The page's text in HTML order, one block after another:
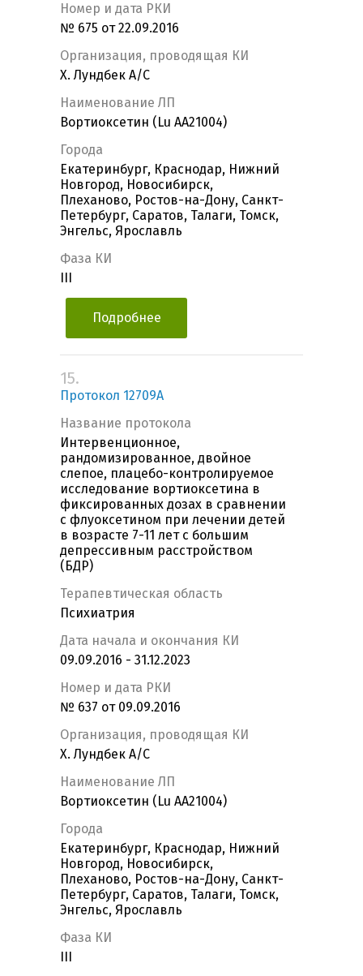
Номер и дата РКИ
№ 675 от 22.09.2016
Организация, проводящая КИ
Х. Лундбек А/С
Наименование ЛП
Вортиоксетин (Lu AA21004)
Города
Екатеринбург, Краснодар, Нижний
Новгород, Новосибирск,
Плеханово, Ростов-на-Дону, Санкт-
Петербург, Саратов, Талаги, Томск,
Энгельс, Ярославль
Фаза КИ
Подробнее
15.
Протокол 12709А
Название протокола
Интервенционное,
рандомизированное, двойное
слепое, плацебо-контролируемое
исследование вортиоксетина в
фиксированных дозах в сравнении
с флуоксетином при лечении детей
в возрасте 7-11 лет с большим
депрессивным расстройством
(БДР)
Терапевтическая область
Психиатрия
Дата начала и окончания КИ
09.09.2016 - 31.12.2023
Номер и дата РКИ
№ 637 от 09.09.2016
Организация, проводящая КИ
Х. Лундбек А/С
Наименование ЛП
Вортиоксетин (Lu AA21004)
Города
Екатеринбург, Краснодар, Нижний
Новгород, Новосибирск,
Плеханово, Ростов-на-Дону, Санкт-
Петербург, Саратов, Талаги, Томск,
Энгельс, Ярославль
Фаза КИ